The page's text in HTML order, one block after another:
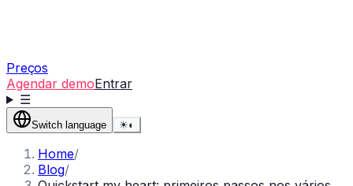
Preços
Agendar demoEntrar
☰
Switch language ☀◐
Home/
Blog/